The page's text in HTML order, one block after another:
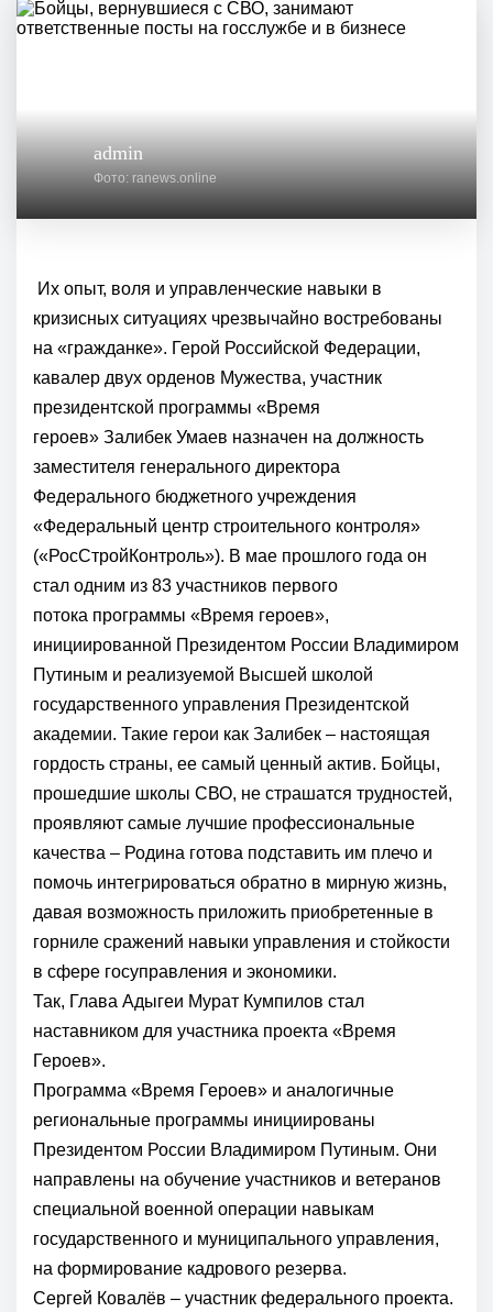
admin
Фото: ranews.online
Их опыт, воля и управленческие навыки в
кризисных ситуациях чрезвычайно востребованы
на «гражданке». Герой Российской Федерации,
кавалер двух орденов Мужества, участник
президентской программы «Время
героев» Залибек Умаев назначен на должность
заместителя генерального директора
Федерального бюджетного учреждения
«Федеральный центр строительного контроля»
(«РосСтройКонтроль»). В мае прошлого года он
стал одним из 83 участников первого
потока программы «Время героев»,
инициированной Президентом России Владимиром
Путиным и реализуемой Высшей школой
государственного управления Президентской
академии. Такие герои как Залибек – настоящая
гордость страны, ее самый ценный актив. Бойцы,
прошедшие школы СВО, не страшатся трудностей,
проявляют самые лучшие профессиональные
качества – Родина готова подставить им плечо и
помочь интегрироваться обратно в мирную жизнь,
давая возможность приложить приобретенные в
горниле сражений навыки управления и стойкости
в сфере госуправления и экономики.
Так, Глава Адыгеи Мурат Кумпилов стал
наставником для участника проекта «Время
Героев».
Программа «Время Героев» и аналогичные
региональные программы инициированы
Президентом России Владимиром Путиным. Они
направлены на обучение участников и ветеранов
специальной военной операции навыкам
государственного и муниципального управления,
на формирование кадрового резерва.
Сергей Ковалёв – участник федерального проекта.